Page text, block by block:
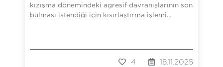
kızışma dönemindeki agresif davranışlarının son
bulması istendiği için kısırlaştırma işlemi...
4 18.11.2025